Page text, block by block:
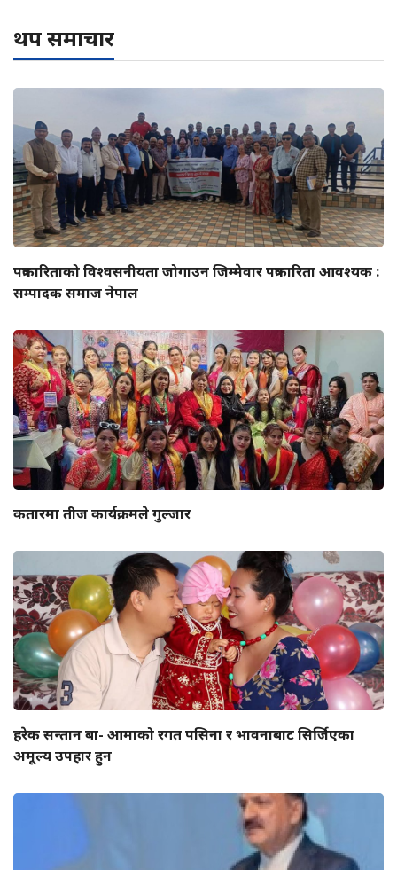
थप समाचार
पत्रकारिताको विश्वसनीयता जोगाउन जिम्मेवार पत्रकारिता आवश्यक :
सम्पादक समाज नेपाल
कतारमा तीज कार्यक्रमले गुल्जार
हरेक सन्तान बा- आमाको रगत पसिना र भावनाबाट सिर्जिएका
अमूल्य उपहार हुन